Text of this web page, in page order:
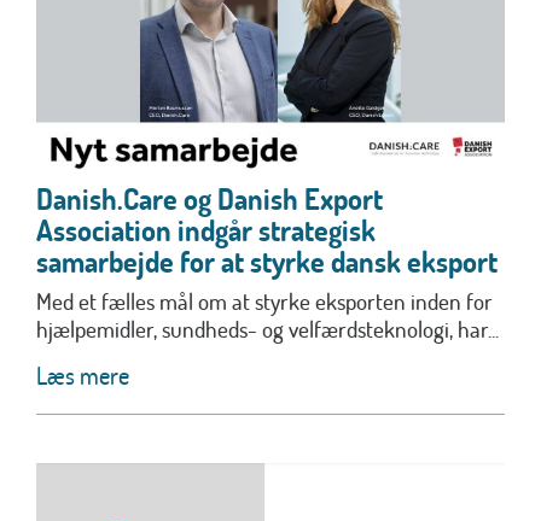
Danish.Care og Danish Export
Association indgår strategisk
samarbejde for at styrke dansk eksport
Med et fælles mål om at styrke eksporten inden for
hjælpemidler, sundheds- og velfærdsteknologi, har...
Læs mere